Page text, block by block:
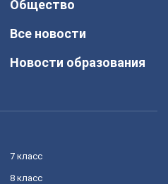
Общество
Все новости
Новости образования
7 класс
8 класс